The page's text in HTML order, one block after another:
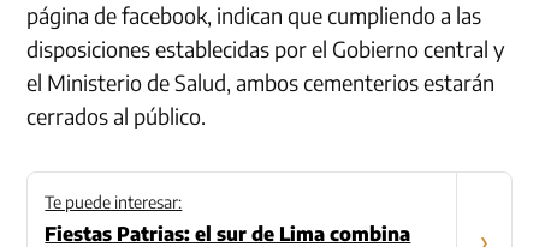
página de facebook, indican que cumpliendo a las
disposiciones establecidas por el Gobierno central y
el Ministerio de Salud, ambos cementerios estarán
cerrados al público.
Te puede interesar:
Fiestas Patrias: el sur de Lima combina
›